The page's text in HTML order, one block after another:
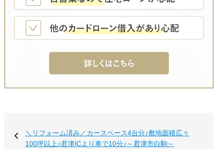
＼リフォーム済み／カースペース4台分♪敷地面積広々
100坪以上♪君津ICより車で10分♪～君津市白駒～